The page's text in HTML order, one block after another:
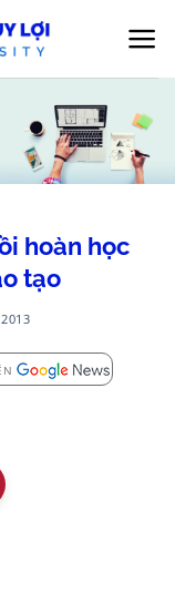
hoàn học
tạo